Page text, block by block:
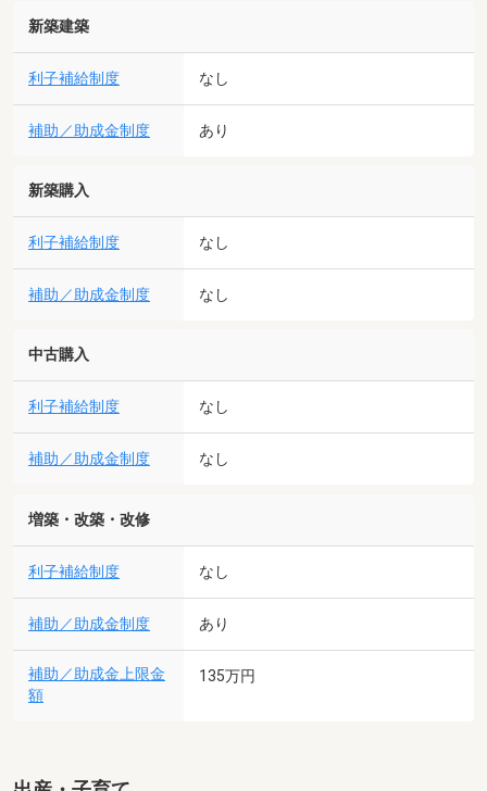
新築建築
利子補給制度 なし
補助／助成金制度 あり
新築購入
利子補給制度 なし
補助／助成金制度 なし
中古購入
利子補給制度 なし
補助／助成金制度 なし
増築・改築・改修
利子補給制度 なし
補助／助成金制度 あり
補助／助成金上限金
額
135万円